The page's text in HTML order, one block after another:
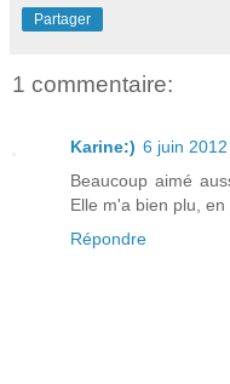
Partager
1 commentaire:
Karine:) 6 juin
Beaucoup aimé
Elle m'a bien plu, en
Répondre